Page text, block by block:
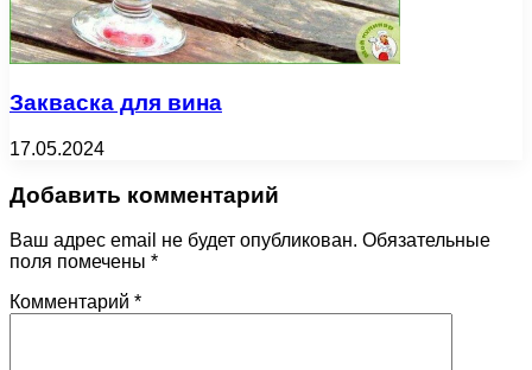
Закваска для вина
17.05.2024
Добавить комментарий
Ваш адрес email не будет опубликован. Обязательные
поля помечены *
Комментарий *